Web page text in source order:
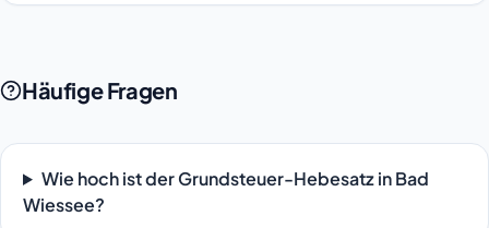
Häufige Fragen
Wie hoch ist der Grundsteuer-Hebesatz in Bad
Wiessee?